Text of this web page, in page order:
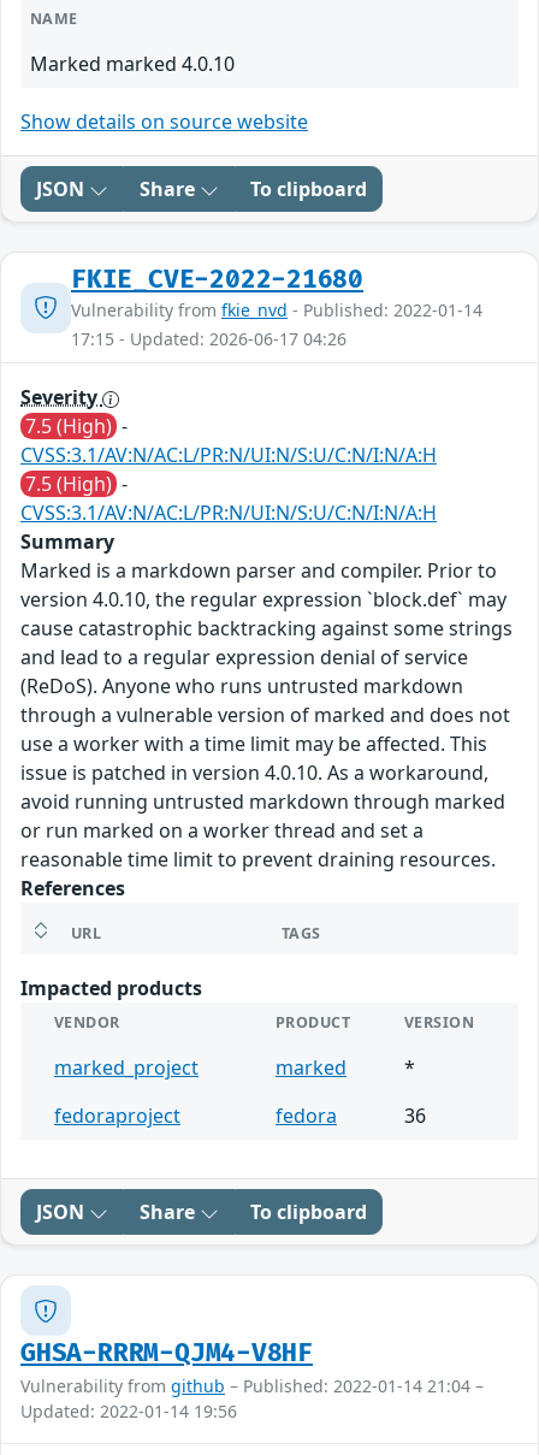
NAME
Marked marked 4.0.10
Show details on source website
JSON Share To clipboard
FKIE_CVE-2022-21680
Vulnerability from fkie_nvd - Published: 2022-01-14
17:15 - Updated: 2026-06-17 04:26
Severity
7.5 (High) -
CVSS:3.1/AV:N/AC:L/PR:N/UI:N/S:U/C:N/I:N/A:H
7.5 (High) -
CVSS:3.1/AV:N/AC:L/PR:N/UI:N/S:U/C:N/I:N/A:H
Summary
Marked is a markdown parser and compiler. Prior to
version 4.0.10, the regular expression `block.def` may
cause catastrophic backtracking against some strings
and lead to a regular expression denial of service
(ReDoS). Anyone who runs untrusted markdown
through a vulnerable version of marked and does not
use a worker with a time limit may be affected. This
issue is patched in version 4.0.10. As a workaround,
avoid running untrusted markdown through marked
or run marked on a worker thread and set a
reasonable time limit to prevent draining resources.
References
URL TAGS
Impacted products
VENDOR PRODUCT VERSION
marked_project marked
*
fedoraproject
fedora 36
JSON Share To clipboard
GHSA-RRRM-QJM4-V8HF
Vulnerability from github – Published: 2022-01-14 21:04 –
Updated: 2022-01-14 19:56